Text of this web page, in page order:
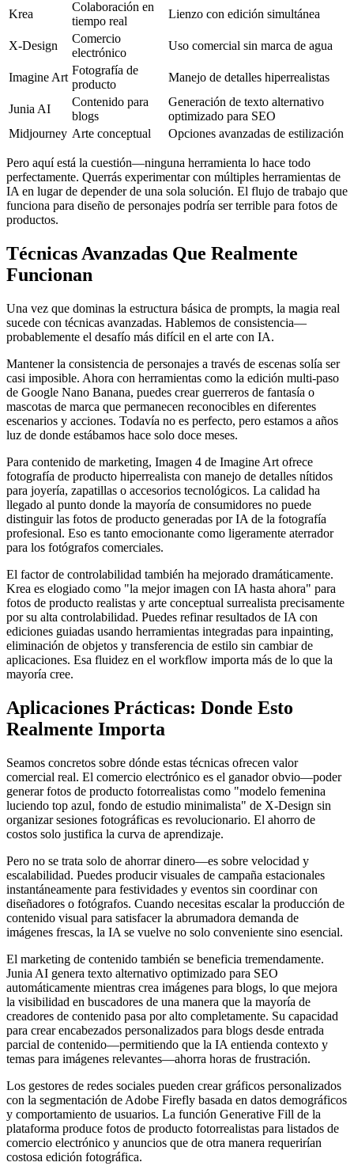
Krea
Colaboración en
tiempo real
Lienzo con edición simultánea
X-Design
Comercio
electrónico
Uso comercial sin marca de agua
Imagine Art
Fotografía de
producto
Manejo de detalles hiperrealistas
Junia AI
Contenido para
blogs
Generación de texto alternativo
optimizado para SEO
Midjourney Arte conceptual Opciones avanzadas de estilización
Pero aquí está la cuestión—ninguna herramienta lo hace todo
perfectamente. Querrás experimentar con múltiples herramientas de
IA en lugar de depender de una sola solución. El flujo de trabajo que
funciona para diseño de personajes podría ser terrible para fotos de
productos.
Técnicas Avanzadas Que Realmente
Funcionan
Una vez que dominas la estructura básica de prompts, la magia real
sucede con técnicas avanzadas. Hablemos de consistencia—
probablemente el desafío más difícil en el arte con IA.
Mantener la consistencia de personajes a través de escenas solía ser
casi imposible. Ahora con herramientas como la edición multi-paso
de Google Nano Banana, puedes crear guerreros de fantasía o
mascotas de marca que permanecen reconocibles en diferentes
escenarios y acciones. Todavía no es perfecto, pero estamos a años
luz de donde estábamos hace solo doce meses.
Para contenido de marketing, Imagen 4 de Imagine Art ofrece
fotografía de producto hiperrealista con manejo de detalles nítidos
para joyería, zapatillas o accesorios tecnológicos. La calidad ha
llegado al punto donde la mayoría de consumidores no puede
distinguir las fotos de producto generadas por IA de la fotografía
profesional. Eso es tanto emocionante como ligeramente aterrador
para los fotógrafos comerciales.
El factor de controlabilidad también ha mejorado dramáticamente.
Krea es elogiado como "la mejor imagen con IA hasta ahora" para
fotos de producto realistas y arte conceptual surrealista precisamente
por su alta controlabilidad. Puedes refinar resultados de IA con
ediciones guiadas usando herramientas integradas para inpainting,
eliminación de objetos y transferencia de estilo sin cambiar de
aplicaciones. Esa fluidez en el workflow importa más de lo que la
mayoría cree.
Aplicaciones Prácticas: Donde Esto
Realmente Importa
Seamos concretos sobre dónde estas técnicas ofrecen valor
comercial real. El comercio electrónico es el ganador obvio—poder
generar fotos de producto fotorrealistas como "modelo femenina
luciendo top azul, fondo de estudio minimalista" de X-Design sin
organizar sesiones fotográficas es revolucionario. El ahorro de
costos solo justifica la curva de aprendizaje.
Pero no se trata solo de ahorrar dinero—es sobre velocidad y
escalabilidad. Puedes producir visuales de campaña estacionales
instantáneamente para festividades y eventos sin coordinar con
diseñadores o fotógrafos. Cuando necesitas escalar la producción de
contenido visual para satisfacer la abrumadora demanda de
imágenes frescas, la IA se vuelve no solo conveniente sino esencial.
El marketing de contenido también se beneficia tremendamente.
Junia AI genera texto alternativo optimizado para SEO
automáticamente mientras crea imágenes para blogs, lo que mejora
la visibilidad en buscadores de una manera que la mayoría de
creadores de contenido pasa por alto completamente. Su capacidad
para crear encabezados personalizados para blogs desde entrada
parcial de contenido—permitiendo que la IA entienda contexto y
temas para imágenes relevantes—ahorra horas de frustración.
Los gestores de redes sociales pueden crear gráficos personalizados
con la segmentación de Adobe Firefly basada en datos demográficos
y comportamiento de usuarios. La función Generative Fill de la
plataforma produce fotos de producto fotorrealistas para listados de
comercio electrónico y anuncios que de otra manera requerirían
costosa edición fotográfica.